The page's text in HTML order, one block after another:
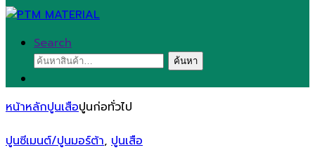
Search
ค้นหา:
ค้นหา
หน้าหลักปูนเสือปูนก่อทั่วไป
ปูนซีเมนต์/ปูนมอร์ต้า, ปูนเสือ